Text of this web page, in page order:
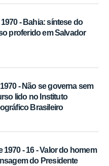
- Bahia: síntese do
proferido em Salvador
- Não se governa sem
lido no Instituto
Brasileiro
1970 - 16 - Valor do homem
do Presidente